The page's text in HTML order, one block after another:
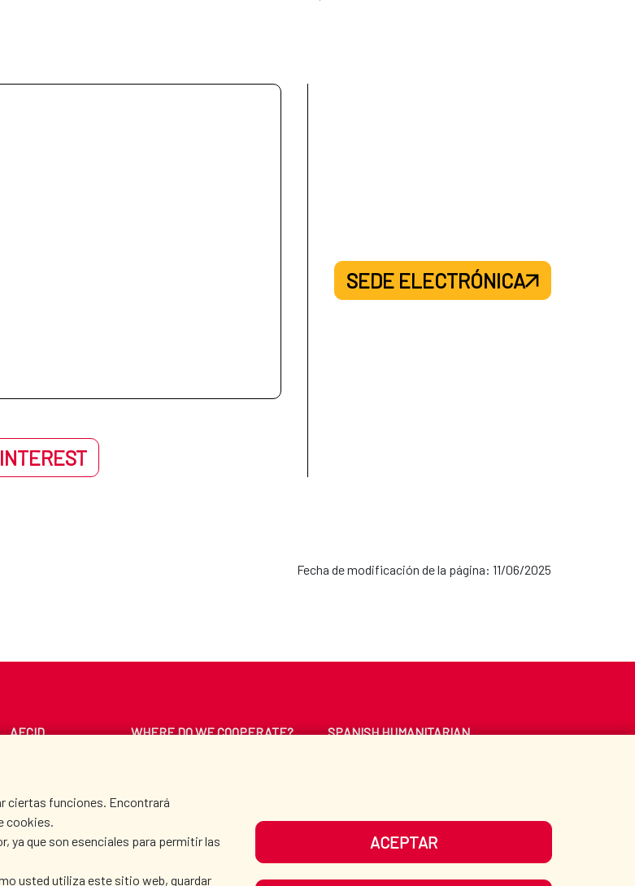
SEDE ELECTRÓNICA
Fecha de modificación de la página: 11/06/2025
ciertas funciones. Encontrará
cookies.
ya que son esenciales para permitir las
usted utiliza este sitio web, guardar
ACEPTAR
AECID WHERE DO WE COOPERATE?
SPANISH HUMANITARIAN
ROOM CULTURE AND SCIENCE
OUR SOCIAL MEDIA